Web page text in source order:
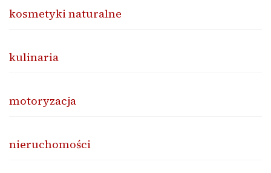
kosmetyki naturalne
kulinaria
motoryzacja
nieruchomości